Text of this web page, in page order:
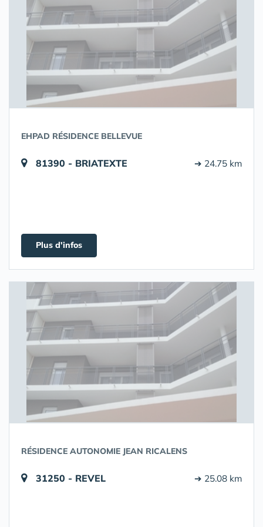
EHPAD RÉSIDENCE BELLEVUE
81390 - BRIATEXTE ➔ 24.75 km
Plus d'infos
RÉSIDENCE AUTONOMIE JEAN RICALENS
31250 - REVEL ➔ 25.08 km